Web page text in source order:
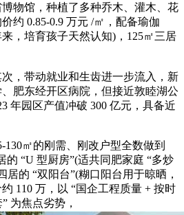
物馆，种植了多种乔木、灌木、花
约 0.85-0.9 万元 /㎡，配备瑜伽
，培育孩子天然认知)，125㎡三居
次，带动就业和生齿进一步流入，新
肥东经开区病院，但接近敦睦湖公
年园区产值冲破 300 亿元，具备近
㎡的刚需、刚改户型全数做到
的 “U 型厨房”(适共同肥家庭 “多炒
居的 “双阳台”(糊口阳台用于晾晒，
110 万，以 “国企工程质量 + 按时
为焦点劣势，